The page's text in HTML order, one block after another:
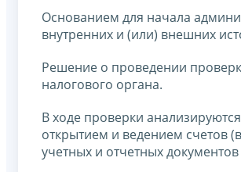
Основанием для начала
внутренних и (или) внешних
Решение о проведении
налогового органа.
В ходе проверки
открытием и ведением счетов
учетных и отчетных